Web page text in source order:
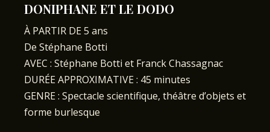
DONIPHANE ET LE DODO
À PARTIR DE 5 ans
De Stéphane Botti
AVEC : Stéphane Botti et Franck Chassagnac
DURÉE APPROXIMATIVE : 45 minutes
GENRE : Spectacle scientifique, théâtre d’objets et
forme burlesque